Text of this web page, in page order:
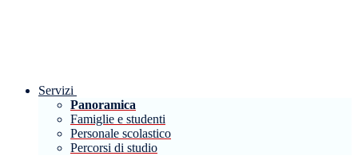
Servizi
Panoramica
Famiglie e studenti
Personale scolastico
Percorsi di studio